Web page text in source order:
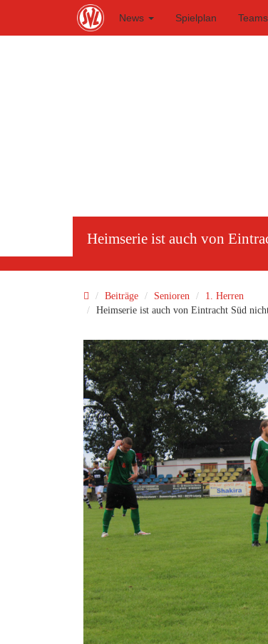
i
News Spielplan Teams
Heimserie ist auch von
Beiträge Senioren
1. Herren
Heimserie ist auch von Eintracht Süd